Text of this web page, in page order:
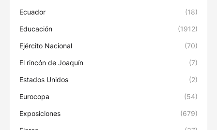
Ecuador (18)
Educación (1912)
Ejército Nacional (70)
El rincón de Joaquín (7)
Estados Unidos (2)
Eurocopa (54)
Exposiciones (679)